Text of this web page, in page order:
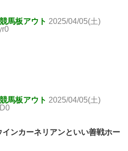
馬板アウト 2025/04/05(土)
馬板アウト 2025/04/05(土)
ンカーネリアンといい善戦ホー